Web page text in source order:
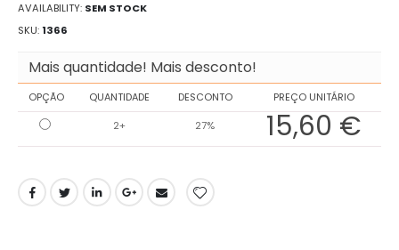
AVAILABILITY: SEM STOCK
SKU 1366
Mais quantidade! Mais desconto!
OPÇÃO QUANTIDADE DESCONTO
PREÇO UNITÁRIO
2+
27% 15,60 €